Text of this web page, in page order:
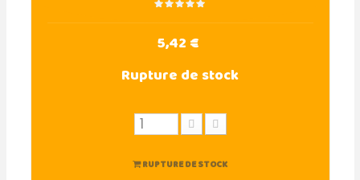
5,42 €
Rupture de stock
RUPTURE DE STOCK